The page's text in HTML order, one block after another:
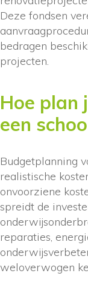
Deze fondsen
bedragen
projecten.
Hoe plan
een
Budgetplanning
realistische
onvoorziene
spreidt de
reparaties,
weloverwogen